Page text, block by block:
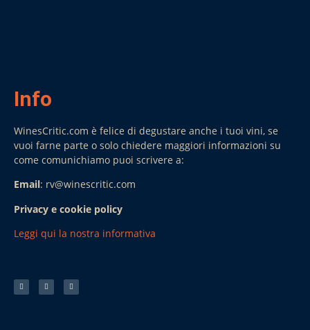
Info
WinesCritic.com è felice di degustare anche i tuoi vini, se
vuoi farne parte o solo chiedere maggiori informazioni su
come comunichiamo puoi scrivere a:
Email: rv@winescritic.com
Privacy e cookie policy
Leggi qui la nostra informativa